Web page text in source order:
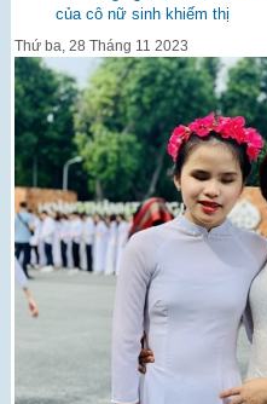
của cô nữ sinh khiếm thị
Thứ ba, 28 Tháng 11 2023